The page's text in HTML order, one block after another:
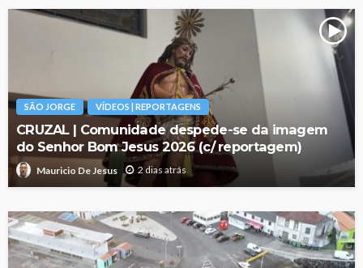
SÃO JORGE VÍDEOS | REPORTAGENS
CRUZAL | Comunidade despede-se da imagem
do Senhor Bom Jesus 2026 (c/ reportagem)
Mauricio De Jesus 2 dias atrás